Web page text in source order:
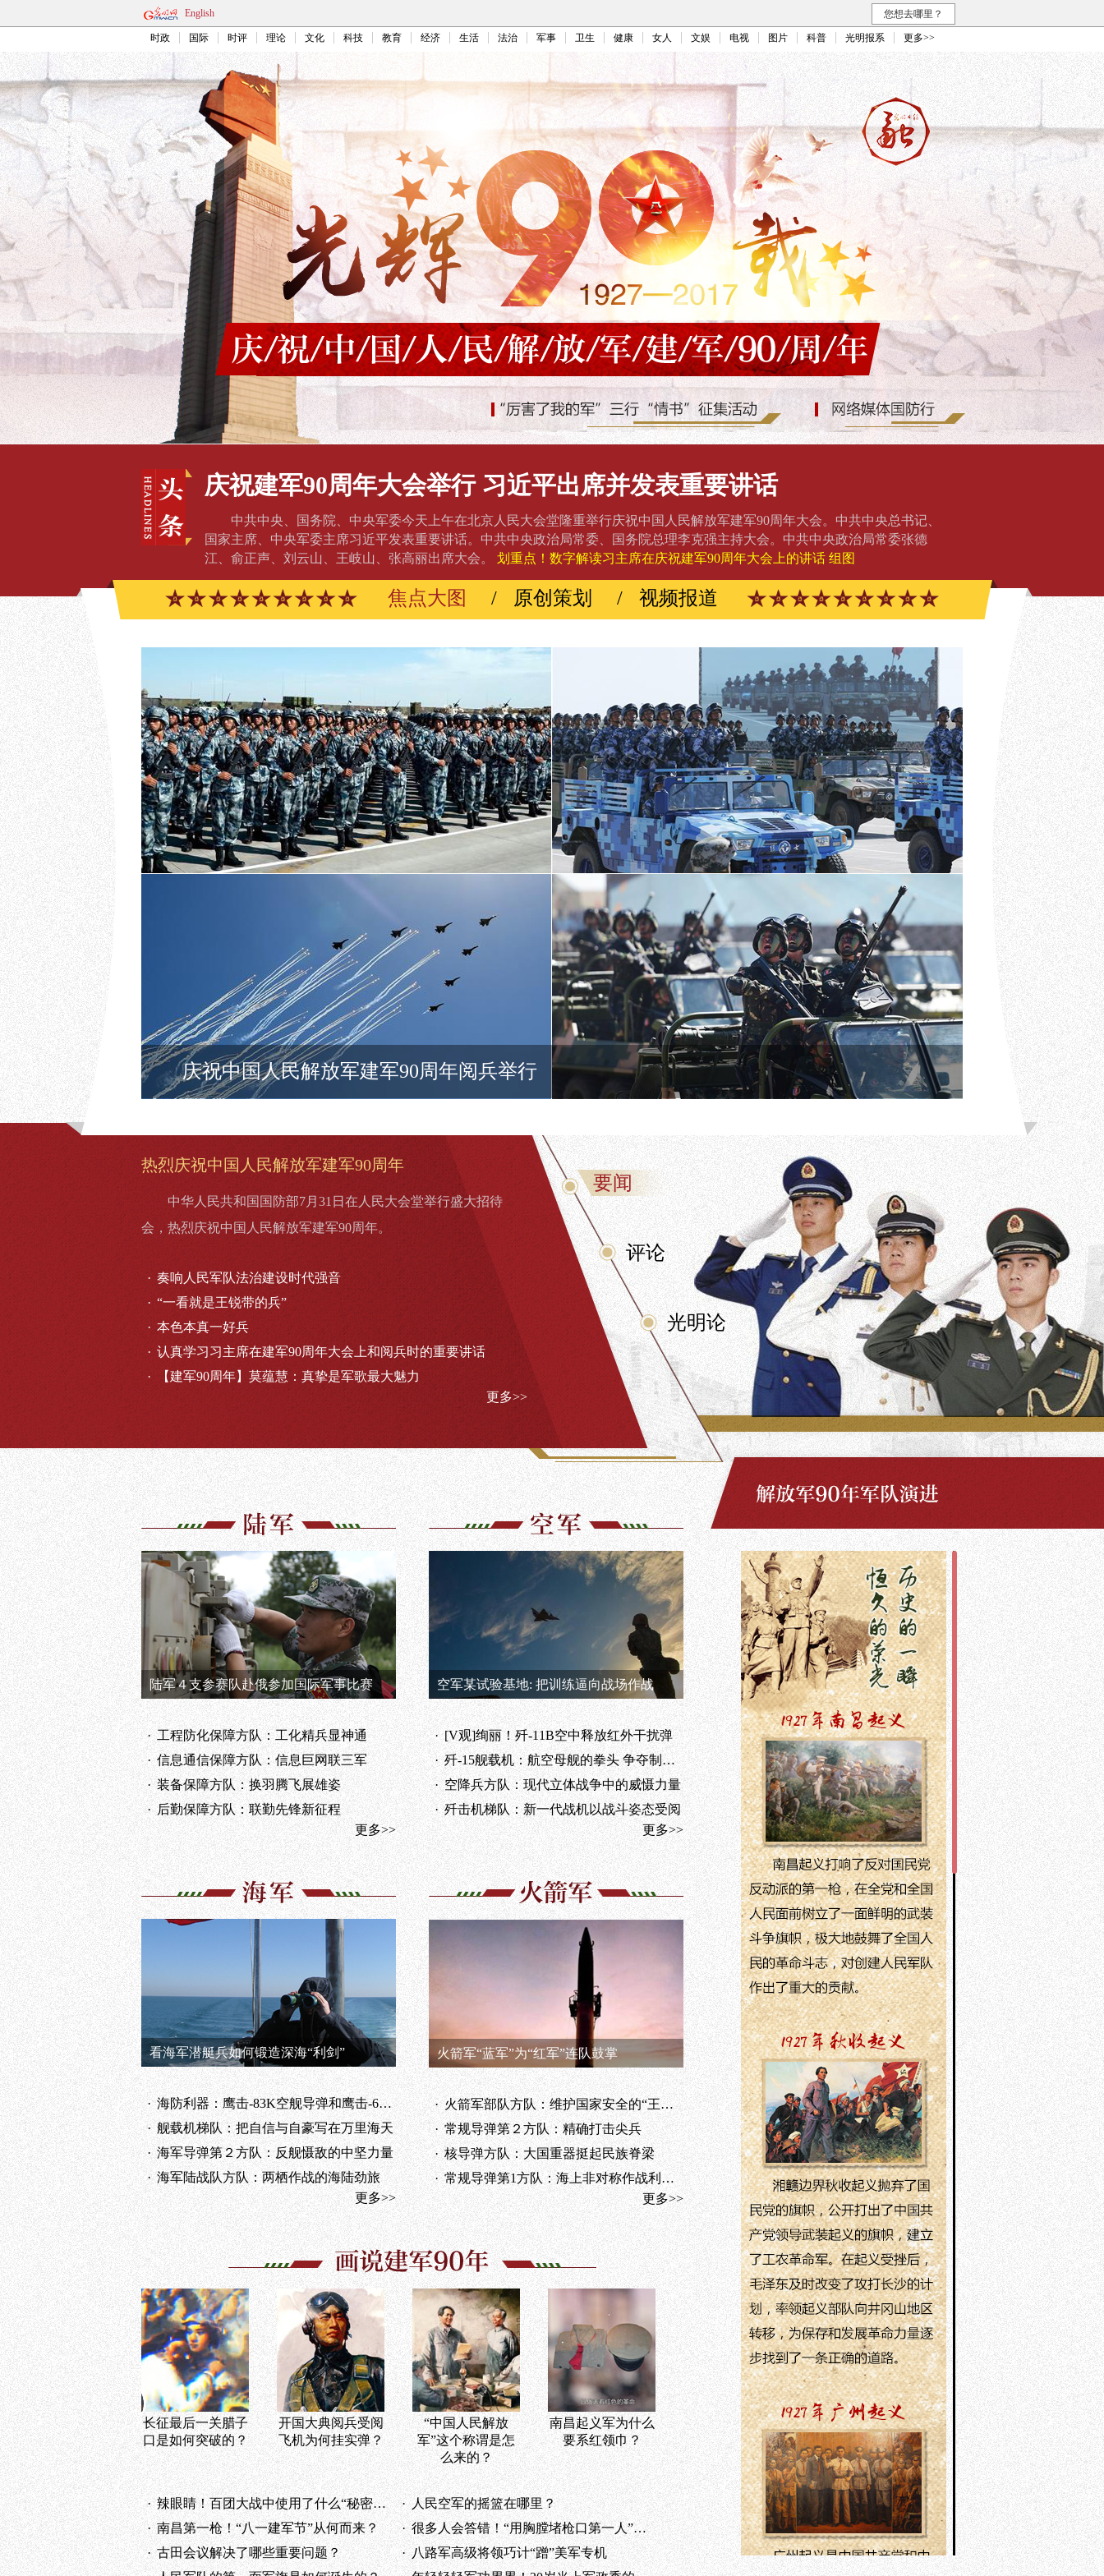
English 您想去哪里？
时政 国际 时评 理论 文化 科技 教育 经济 生活 法治 军事 卫生 健康 女人 文娱 电视 图片 科普 光明报系 更多>>
庆祝建军90周年大会举行 习近平出席并发表重要讲话
中共中央、国务院、中央军委今天上午在北京人民大会堂隆重举行庆祝中国人民解放军建军90周年大会。中共中央总书记、
国家主席、中央军委主席习近平发表重要讲话。中共中央政治局常委、国务院总理李克强主持大会。中共中央政治局常委张德
江、俞正声、刘云山、王岐山、张高丽出席大会。 划重点！数字解读习主席在庆祝建军90周年大会上的讲话 组图
焦点大图 / 原创策划 / 视频报道
划重点！数字解读习主席在庆祝建军90周年大会上的讲话 开国大典阅兵受阅飞机为何挂实弹？
中国人民解放军建军90周年系列动画·军装秀 【漫画火箭军简史】火箭军的“前世今生” 视频：英雄军队
要闻
评论
光明论
热烈庆祝中国人民解放军建军90周年
中华人民共和国国防部7月31日在人民大会堂举行盛大招待
会，热烈庆祝中国人民解放军建军90周年。
· 奏响人民军队法治建设时代强音
· “一看就是王锐带的兵”
· 本色本真一好兵
· 认真学习习主席在建军90周年大会上和阅兵时的重要讲话
·
【建军90周年】莫蕴慧：真挚是军歌最大魅力
更多>>
陆军４支参赛队赴俄参加国际军事比赛
· 工程防化保障方队：工化精兵显神通
· 信息通信保障方队：信息巨网联三军
· 装备保障方队：换羽腾飞展雄姿
· 后勤保障方队：联勤先锋新征程
更多>>
空军某试验基地: 把训练逼向战场作战
· [V观]绚丽！歼-11B空中释放红外干扰弹
· 歼-15舰载机：航空母舰的拳头 争夺制空权急先锋
· 空降兵方队：现代立体战争中的威慑力量
· 歼击机梯队：新一代战机以战斗姿态受阅
更多>>
看海军潜艇兵如何锻造深海“利剑”
· 海防利器：鹰击-83K空舰导弹和鹰击-62A岸舰导弹
· 舰载机梯队：把自信与自豪写在万里海天
· 海军导弹第２方队：反舰慑敌的中坚力量
· 海军陆战队方队：两栖作战的海陆劲旅
更多>>
火箭军“蓝军”为“红军”连队鼓掌
· 火箭军部队方队：维护国家安全的“王牌”“底牌”
· 常规导弹第２方队：精确打击尖兵
· 核导弹方队：大国重器挺起民族脊梁
· 常规导弹第1方队：海上非对称作战利器捍卫海疆
更多>>
长征最后一关腊子
口是如何突破的？
开国大典阅兵受阅
飞机为何挂实弹？
“中国人民解放
军”这个称谓是怎
么来的？
南昌起义军为什么
要系红领巾？
· 辣眼睛！百团大战中使用了什么“秘密武器”？ · 人民空军的摇篮在哪里？
· 南昌第一枪！“八一建军节”从何而来？ · 很多人会答错！“用胸膛堵枪口第一人”是谁？
· 古田会议解决了哪些重要问题？ · 八路军高级将领巧计“蹭”美军专机